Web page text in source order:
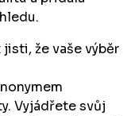
že vaše výběr
Vyjádřete svůj